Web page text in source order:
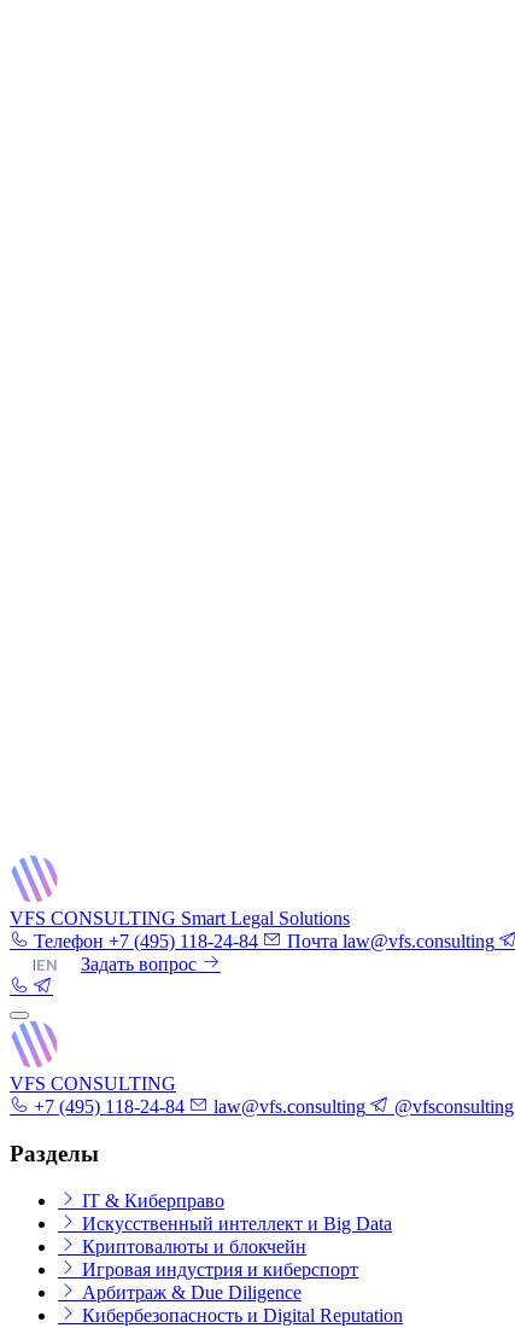
VFS CONSULTING Smart Legal Solutions
Телефон +7 (495) 118-24-84 Почта law@vfs.consulting
|EN Задать вопрос
VFS CONSULTING
+7 (495) 118-24-84
law@vfs.consulting @vfsconsulting
Разделы
IT & Киберправо
Искусственный интеллект и Big Data
Криптовалюты и блокчейн
Игровая индустрия и киберспорт
Арбитраж & Due Diligence
Кибербезопасность и Digital Reputation